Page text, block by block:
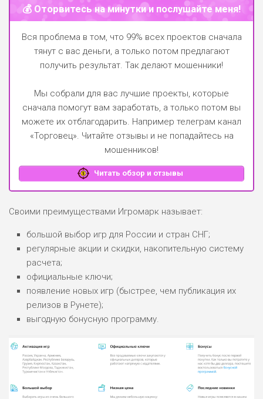
💰 Оторвитесь на минутки и послушайте меня!
Вся проблема в том, что 99% всех проектов сначала
тянут с вас деньги, а только потом предлагают
получить результат. Так делают мошенники!
Мы собрали для вас лучшие проекты, которые
сначала помогут вам заработать, а только потом вы
можете их отблагодарить. Например телеграм канал
«Торговец». Читайте отзывы и не попадайтесь на
мошенников!
Читать обзор и отзывы
Своими преимуществами Игромарк называет:
большой выбор игр для России и стран СНГ;
регулярные акции и скидки, накопительную систему
расчета;
официальные ключи;
появление новых игр (быстрее, чем публикация их
релизов в Рунете);
выгодную бонусную программу.